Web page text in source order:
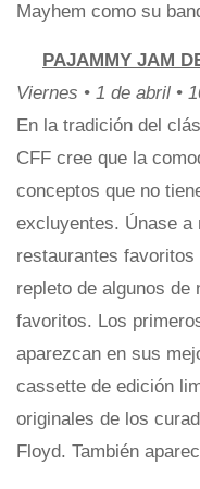
Mayhem como su
PAJAMMY JAM
Viernes • 1 de abril •
En la tradición del
CFF cree que la
conceptos que no
excluyentes. Únase a
restaurantes favoritos
repleto de algunos
favoritos. Los
aparezcan en sus
cassette de edición
originales de los
Floyd. También